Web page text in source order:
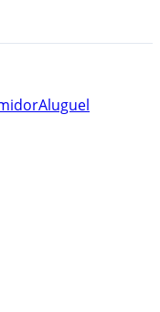
Aluguel